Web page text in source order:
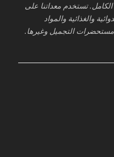
تستخدم معداتنا على
والغذائية والمواد
مستحضرات التجميل وغيرها.